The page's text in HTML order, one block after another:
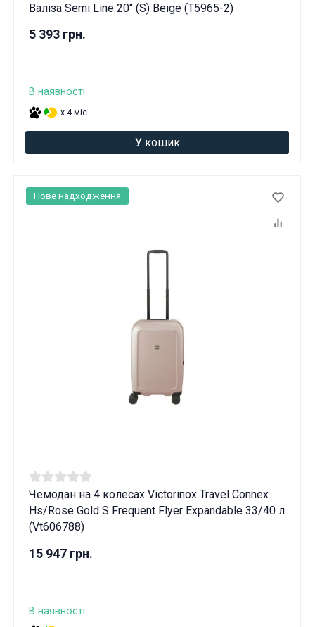
Валіза Semi Line 20" (S) Beige (T5965-2)
5 393 грн.
В наявності
x 4 міс.
У кошик
Чемодан на 4 колесах Victorinox Travel Connex
Hs/Rose Gold S Frequent Flyer Expandable 33/40 л
(Vt606788)
15 947 грн.
В наявності
Нове надходження